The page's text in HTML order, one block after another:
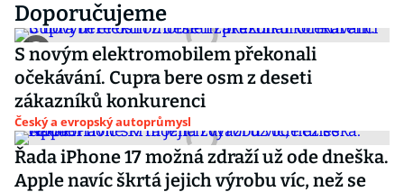
Doporučujeme
S novým elektromobilem překonali
očekávání. Cupra bere osm z deseti
zákazníků konkurenci
Český a evropský autoprůmysl
Řada iPhone 17 možná zdraží už ode dneška.
Apple navíc škrtá jejich výrobu víc, než se